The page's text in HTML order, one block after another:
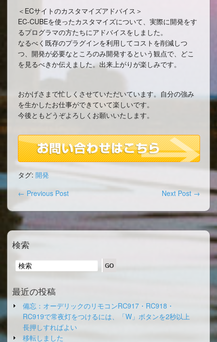
＜ECサイトのカスタマイズアドバイス＞
EC-CUBEを使ったカスタマイズについて、実際に開発をす
るプログラマの方たちにアドバイスをしました。
なるべく既存のプラグインを利用してコストを削減しつ
つ、開発が必要なところのみ開発するという観点で、どこ
を見るべきか伝えました。出来上がりが楽しみです。
おかげさまで忙しくさせていただいています。自分の強み
を生かしたお仕事ができていて楽しいです。
今後ともどうぞよろしくお願いいたします。
タグ: 開発
← Previous Post Next Post→
検索
最近の投稿
備忘：オーデリックのリモコンRC917・RC918・
RC919で常夜灯をつけるには、「W」ボタンを2秒以上
長押しすればよい
移転しました